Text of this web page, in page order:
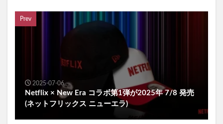
Prev
2025-07-06
Netflix × New Era コラボ第1弾が2025年 7/8 発売
(ネットフリックス ニューエラ)